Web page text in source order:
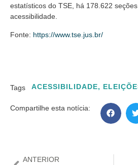
estatísticos do TSE, há 178.622
acessibilidade.
Fonte: https://www.tse.jus.br/
Tags ACESSIBILIDADE,
Compartilhe esta notícia:
ANTERIOR